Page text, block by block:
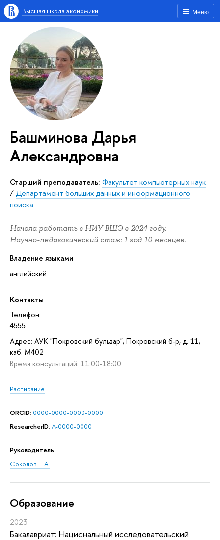
Меню
Высшая школа экономики
Башминова Дарья
Александровна
Старший преподаватель: Факультет компьютерных наук
/Департамент больших данных и информационного
поиска
Начала работать в НИУ ВШЭ в 2024 году.
Научно-педагогический стаж: 1 год 10 месяцев.
Владение языками
английский
Контакты
Телефон:
4555
Адрес: АУК "Покровский бульвар", Покровский б-р, д. 11,
каб. M402
Время консультаций: 11:00-18:00
Расписание
ORCID: 0000-0000-0000-0000
ResearcherID: A-0000-0000
Руководитель
Соколов Е. А.
Oбразование
2023
Бакалавриат: Национальный исследовательский